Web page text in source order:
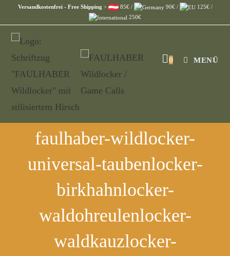
Versandkostenfrei - Free Shipping > 85€ / 90€ /
125€ /
250€
0 MENÜ
faulhaber-wildlocker-
universal-taubenlocker-
birkhahnlocker-
waldohreulenlocker-
waldkauzlocker-